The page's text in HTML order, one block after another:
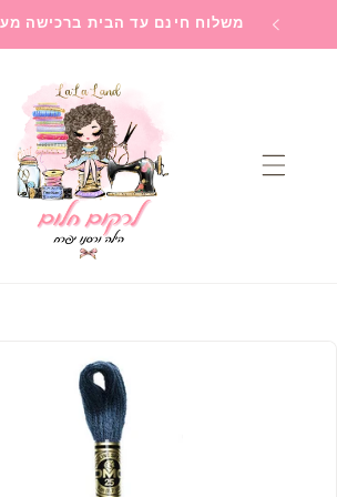
Skip to משלוח חינם עד הבית ברכישה מעל 399 ש״ח